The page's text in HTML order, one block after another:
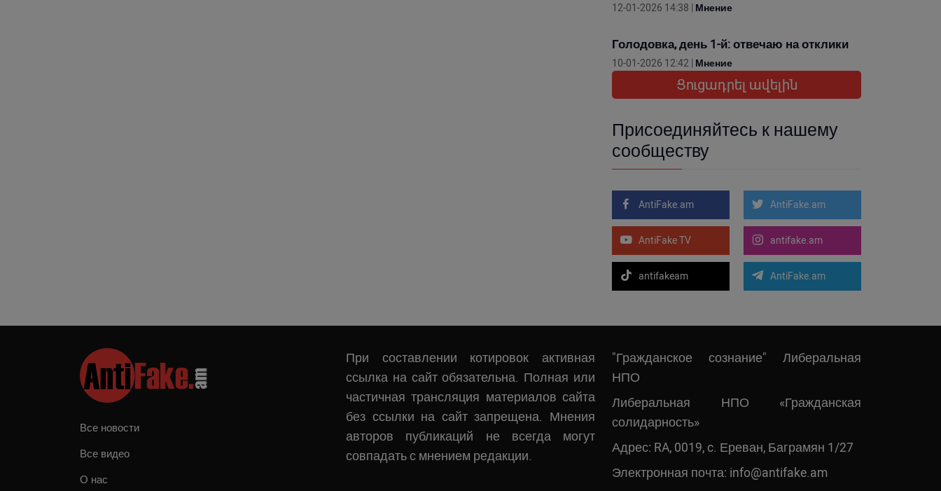
12-01-2026 14:38 | Мнение
Голодовка, день 1-й: отвечаю на отклики
10-01-2026 12:42 | Мнение
Ցուցադրել ավելին
Присоединяйтесь к нашему
сообществу
AntiFake.am AntiFake.am
AntiFake TV antifake.am
antifakeam AntiFake.am
Все новости
Все видео
О нас
При составлении котировок активная
ссылка на сайт обязательна. Полная или
частичная трансляция материалов сайта
без ссылки на сайт запрещена. Мнения
авторов публикаций не всегда могут
совпадать с мнением редакции.
"Гражданское сознание" Либеральная
НПО
Либеральная НПО «Гражданская
солидарность»
Адрес: RA, 0019, c. Ереван, Баграмян 1/27
Электронная почта: info@antifake.am